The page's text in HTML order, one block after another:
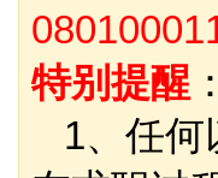
特别提醒 ：
1、任何